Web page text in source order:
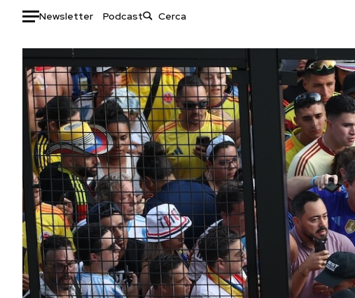
Newsletter Podcast
Auto
HOME
Italia
Mondo
Politica
Tecnologia
Internet
Scienza
Cultura
Economia
Sport
Moda
Libri
Consumismi
Storie/Idee
Ok Boomer!
Media
Europa
Altrecose
Mondiali calcio 2026